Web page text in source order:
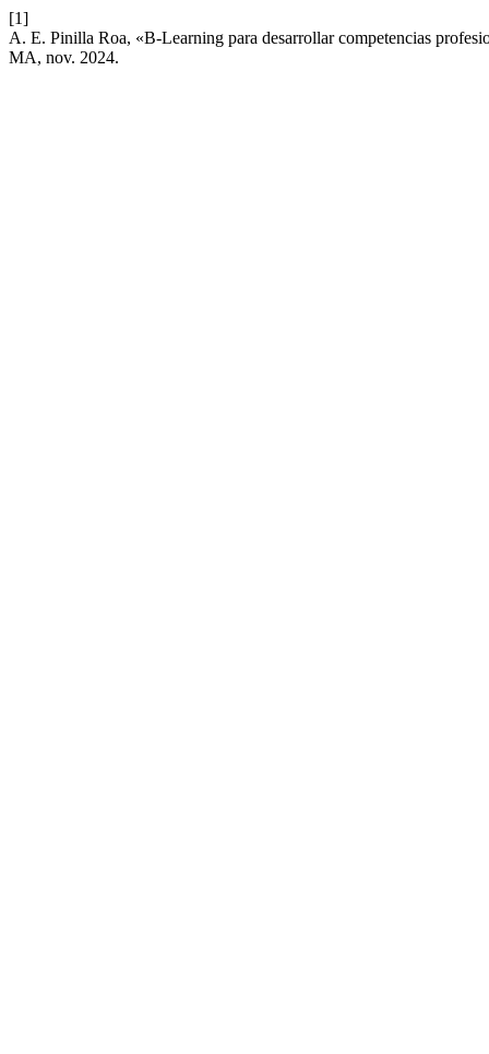
[1]
A. E. Pinilla Roa, «B-Learning para desarrollar competencias
MA, nov. 2024.